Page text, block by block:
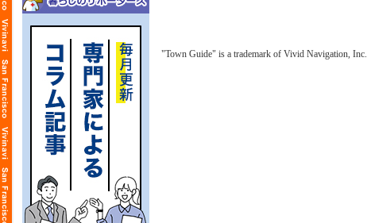
"Town Guide" is a trademark of Vivid Navigation, Inc.